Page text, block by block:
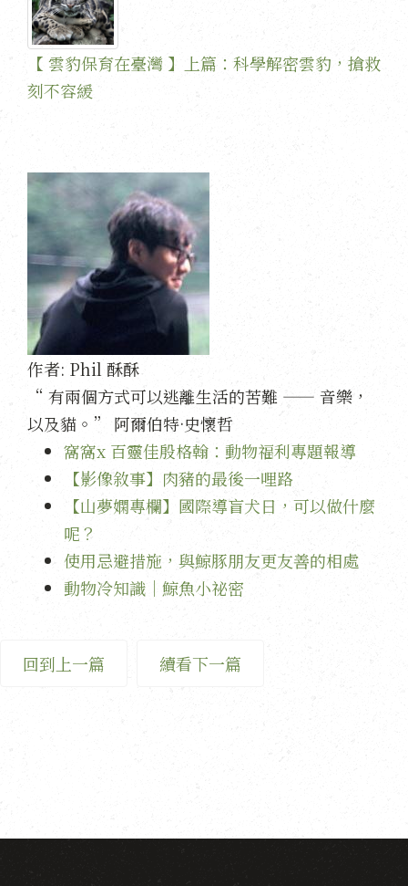
【 雲豹保育在臺灣 】上篇：科學解密雲豹，搶救
刻不容緩
作者: Phil 酥酥
“ 有兩個方式可以逃離生活的苦難 —— 音樂，
以及貓。” 阿爾伯特·史懷哲
窩窩x 百靈佳殷格翰：動物福利專題報導
【影像敘事】肉豬的最後一哩路
【山夢嫻專欄】國際導盲犬日，可以做什麼
呢？
使用忌避措施，與鯨豚朋友更友善的相處
動物冷知識｜鯨魚小祕密
回到上一篇 續看下一篇